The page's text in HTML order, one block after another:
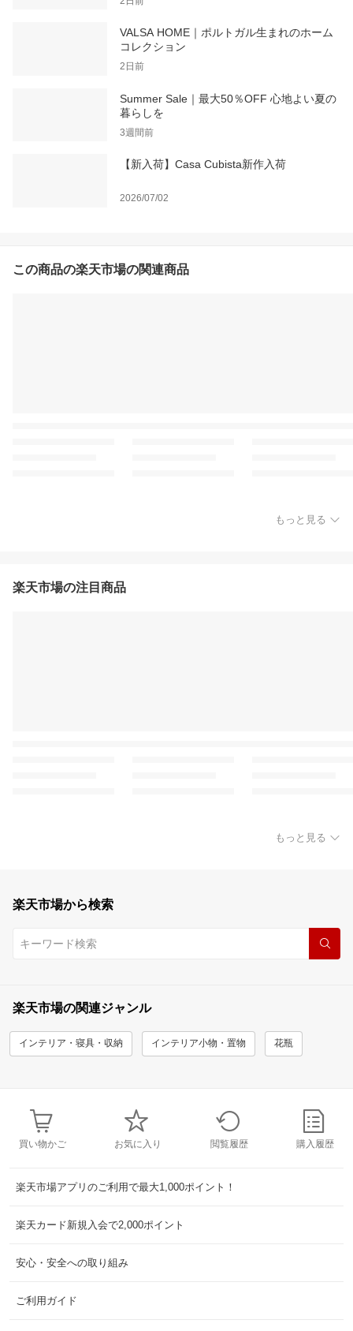
VALSA HOME｜ポルトガル生まれのホーム
コレクション
2日前
Summer Sale｜最大50％OFF 心地よい夏の
暮らしを
3週間前
【新入荷】Casa Cubista新作入荷
2026/07/02
この商品の楽天市場の関連商品
もっと見る
楽天市場の注目商品
もっと見る
楽天市場から検索
楽天市場の関連ジャンル
インテリア・寝具・収納 インテリア小物・置物 花瓶
買い物かご お気に入り 閲覧履歴 購入履歴
楽天市場アプリのご利用で最大1,000ポイント！
楽天カード新規入会で2,000ポイント
安心・安全への取り組み
ご利用ガイド